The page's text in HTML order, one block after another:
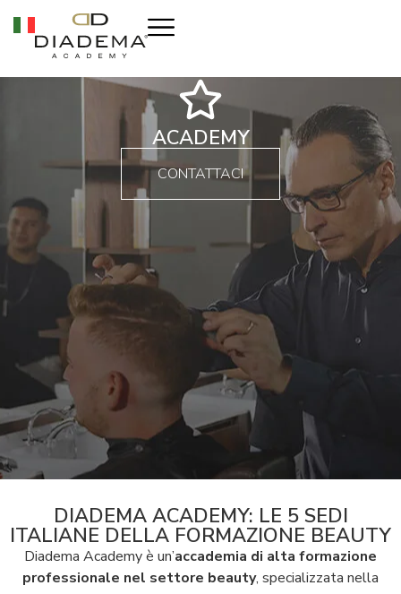
ACADEMY
CONTATTACI
DIADEMA ACADEMY: LE 5 SEDI
ITALIANE DELLA FORMAZIONE BEAUTY
Diadema Academy è un’accademia di alta formazione
professionale nel settore beauty, specializzata nella